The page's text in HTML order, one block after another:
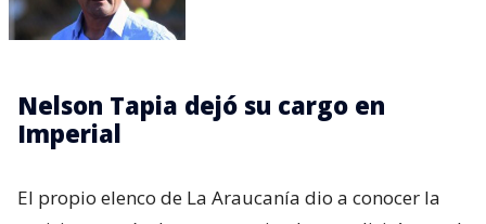
Nelson Tapia dejó su cargo en
Imperial
El propio elenco de La Araucanía dio a conocer la